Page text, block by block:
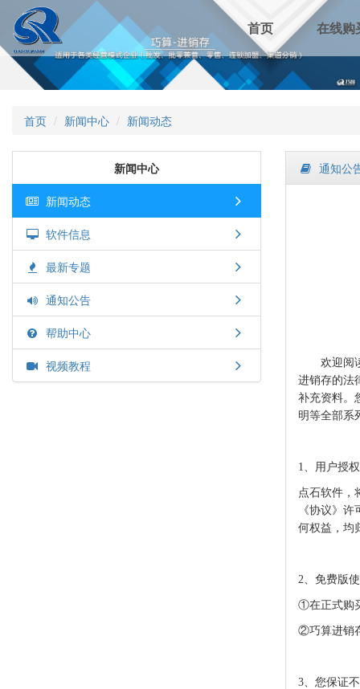
首页 在线购
首页 新闻中心 新闻动态
新闻中心
新闻动态
软件信息
最新专题
通知公告
帮助中心
视频教程
通知公
欢迎阅
进销存的法
补充资料。
明等全部系
1、 用户授
点石软件 ，
《协议》
何权益，均
2、 免费版
①在正式购
②巧算进销
3、您保证